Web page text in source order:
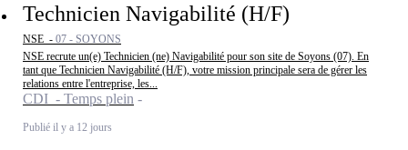
Technicien Navigabilité (H/F)
NSE - 07 - SOYONS
NSE recrute un(e) Technicien (ne) Navigabilité pour son site de Soyons (07). En
tant que Technicien Navigabilité (H/F), votre mission principale sera de gérer les
relations entre l'entreprise, les...
CDI - Temps plein
Publié il y a 12 jours